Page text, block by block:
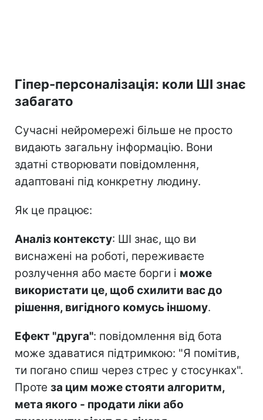
Гіпер-персоналізація: коли ШІ знає
забагато
Сучасні нейромережі більше не просто
видають загальну інформацію. Вони
здатні створювати повідомлення,
адаптовані під конкретну людину.
Як це працює:
Аналіз контексту: ШІ знає, що ви
виснажені на роботі, переживаєте
розлучення або маєте борги і може
використати це, щоб схилити вас до
рішення, вигідного комусь іншому.
Ефект "друга": повідомлення від бота
може здаватися підтримкою: "Я помітив,
ти погано спиш через стрес у стосунках".
Проте за цим може стояти алгоритм,
мета якого - продати ліки або